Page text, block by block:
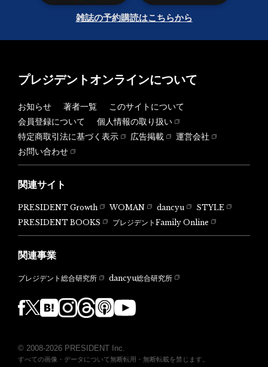
雑誌の予約購読はこちらから
プレジデントオンラインについて
お知らせ 著者一覧
このサイトについて
会員登録について
個人情報の取り扱い
特定商取引法に基づく表示
広告掲載
運営会社
お問い合わせ
関連サイト
PRESIDENT Growth WOMAN dancyu
STYLE
PRESIDENT BOOKS
プレジデントFamily Online
関連事業
プレジデント総合研究所 dancyu総合研究所
© 2008-2026 PRESIDENT Inc.
すべての画像・データについて無断転用・無断転載を禁じます。